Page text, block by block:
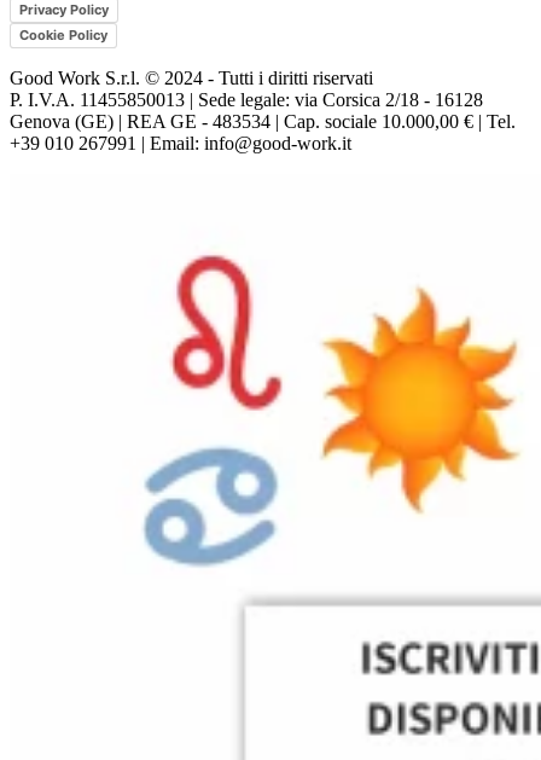
Privacy Policy
Cookie Policy
Good Work S.r.l. © 2024 - Tutti i diritti riservati
P. I.V.A. 11455850013 | Sede legale: via Corsica 2/18 - 16128
Genova (GE) | REA GE - 483534 | Cap. sociale 10.000,00 € | Tel.
+39 010 267991 | Email: info@good-work.it